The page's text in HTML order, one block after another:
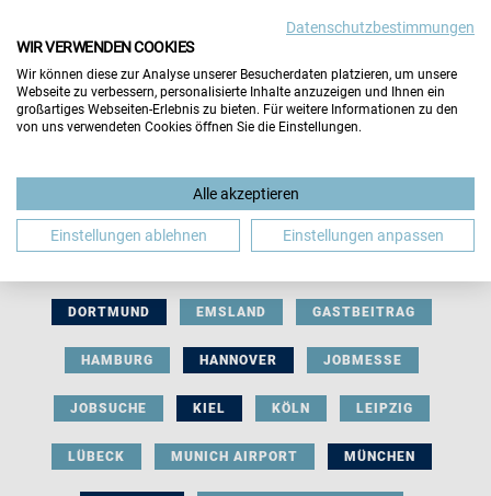
BERUFLICHE ORIENTIERUNG BEWERBUNG
DORTMUND EMSLAND GASTBEITRAG
HAMBURG HANNOVER JOBMESSE
JOBSUCHE KIEL KÖLN LEIPZIG
LÜBECK MUNICH AIRPORT MÜNCHEN
Datenschutzbestimmungen
WIR VERWENDEN COOKIES
Wir können diese zur Analyse unserer Besucherdaten platzieren, um unsere
Webseite zu verbessern, personalisierte Inhalte anzuzeigen und Ihnen ein
großartiges Webseiten-Erlebnis zu bieten. Für weitere Informationen zu den
von uns verwendeten Cookies öffnen Sie die Einstellungen.
Alle akzeptieren
Einstellungen ablehnen Einstellungen anpassen